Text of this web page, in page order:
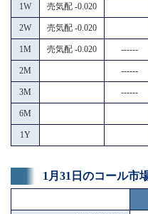
1W 売気配 -0.020
2W 売気配 -0.020
1M 売気配 -0.020 ------
2M ------
3M ------
6M
1Y
1月31日のコール市